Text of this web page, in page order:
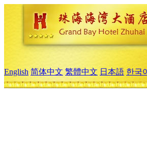
English 简体中文 繁體中文 日本語 한국